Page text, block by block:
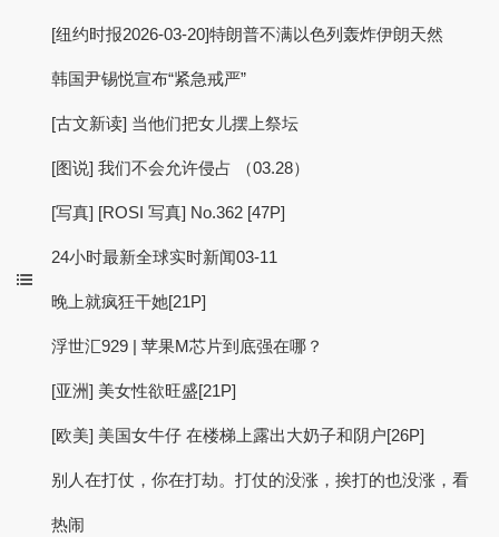
[纽约时报2026-03-20]特朗普不满以色列轰炸伊朗天然
韩国尹锡悦宣布“紧急戒严”
[古文新读] 当他们把女儿摆上祭坛
[图说] 我们不会允许侵占 （03.28）
[写真] [ROSI 写真] No.362 [47P]
24小时最新全球实时新闻03-11
晚上就疯狂干她[21P]
浮世汇929 | 苹果M芯片到底强在哪？
[亚洲] 美女性欲旺盛[21P]
[欧美] 美国女牛仔 在楼梯上露出大奶子和阴户[26P]
别人在打仗，你在打劫。打仗的没涨，挨打的也没涨，看
热闹